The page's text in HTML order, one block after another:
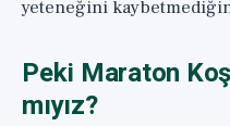
yeteneğini
Peki Maraton
mıyız?